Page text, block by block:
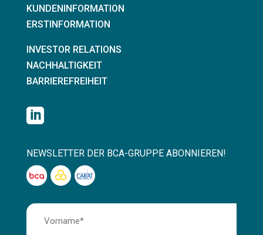
KUNDENINFORMATION
ERSTINFORMATION
INVESTOR RELATIONS
NACHHALTIGKEIT
BARRIEREFREIHEIT

NEWSLETTER DER BCA-GRUPPE ABONNIEREN!